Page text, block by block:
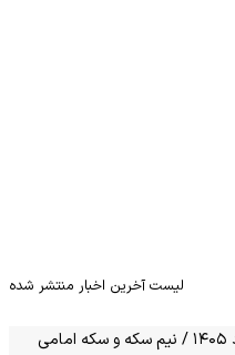
لیست آخرین اخبار منتشر شده
قیمت سکه امروز یکشنبه ۱۸ مرداد ۱۴۰۵ / نیم سکه و سکه امامی